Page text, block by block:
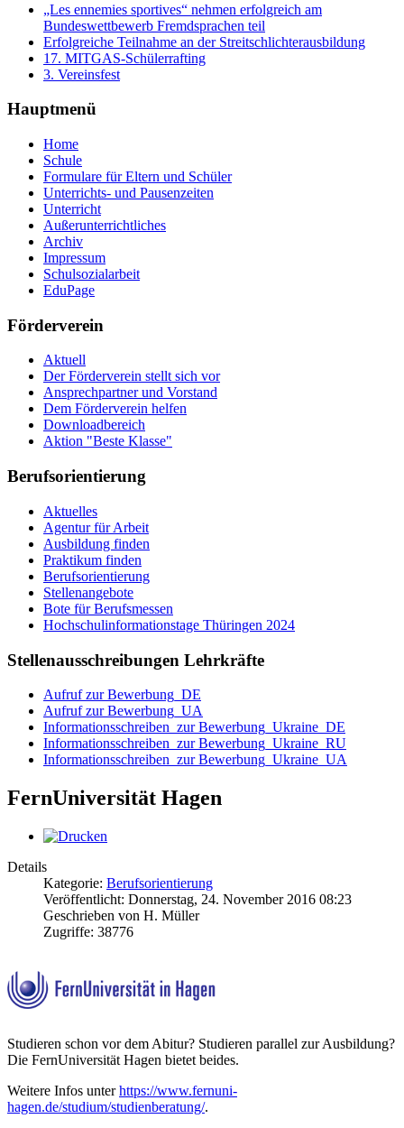
„Les ennemies sportives“ nehmen erfolgreich am
Bundeswettbewerb Fremdsprachen teil
Erfolgreiche Teilnahme an der Streitschlichterausbildung
17. MITGAS-Schülerrafting
3. Vereinsfest
Hauptmenü
Home
Schule
Formulare für Eltern und Schüler
Unterrichts- und Pausenzeiten
Unterricht
Außerunterrichtliches
Archiv
Impressum
Schulsozialarbeit
EduPage
Förderverein
Aktuell
Der Förderverein stellt sich vor
Ansprechpartner und Vorstand
Dem Förderverein helfen
Downloadbereich
Aktion "Beste Klasse"
Berufsorientierung
Aktuelles
Agentur für Arbeit
Ausbildung finden
Praktikum finden
Berufsorientierung
Stellenangebote
Bote für Berufsmessen
Hochschulinformationstage Thüringen 2024
Stellenausschreibungen Lehrkräfte
Aufruf zur Bewerbung_DE
Aufruf zur Bewerbung_UA
Informationsschreiben_zur Bewerbung_Ukraine_DE
Informationsschreiben_zur Bewerbung_Ukraine_RU
Informationsschreiben_zur Bewerbung_Ukraine_UA
FernUniversität Hagen
Details
Kategorie: Berufsorientierung
Veröffentlicht: Donnerstag, 24. November 2016 08:23
Geschrieben von H. Müller
Zugriffe: 38776
Studieren schon vor dem Abitur? Studieren parallel zur Ausbildung?
Die FernUniversität Hagen bietet beides.
Weitere Infos unterhttps://www.fernuni-
hagen.de/studium/studienberatung/.